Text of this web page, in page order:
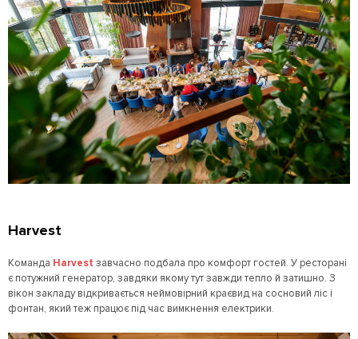
Harvest
Команда Harvest завчасно подбала про комфорт гостей. У ресторані
є потужний генератор, завдяки якому тут завжди тепло й затишно. З
вікон закладу відкривається неймовірний краєвид на сосновий ліс і
фонтан, який теж працює під час вимкнення електрики.